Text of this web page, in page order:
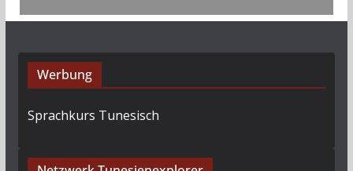
Werbung
Sprachkurs Tunesisch